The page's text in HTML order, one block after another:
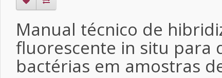
Manual técnico de
fluorescente in situ para
bactérias em amostras